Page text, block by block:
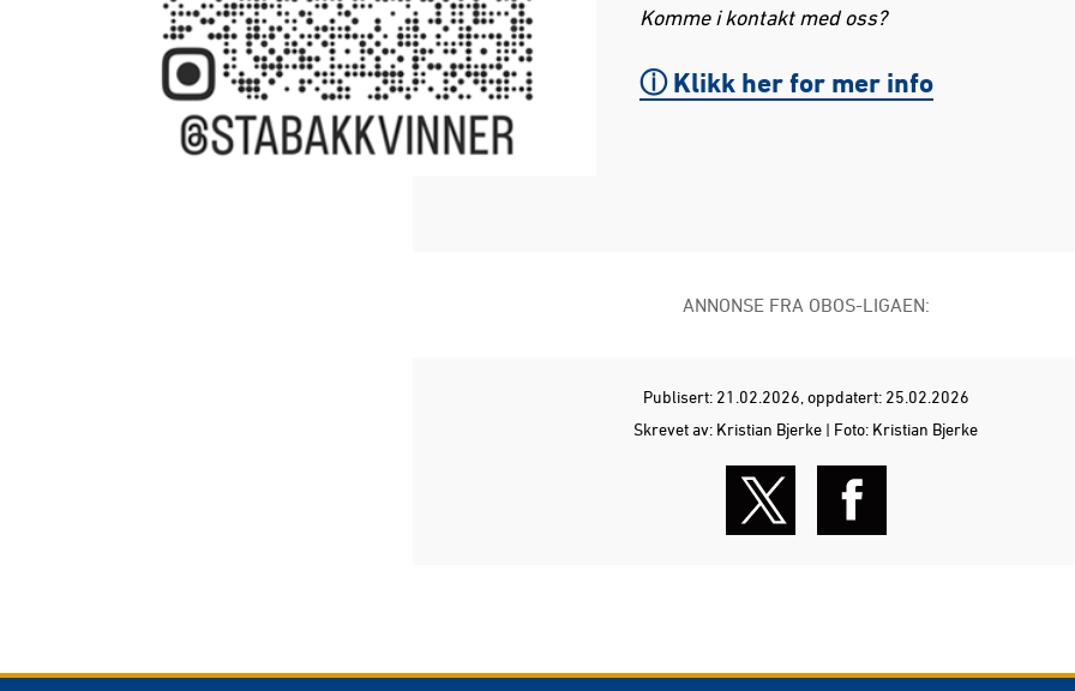
Komme i kontakt med oss?
ⓘ Klikk her for mer info
ANNONSE FRA OBOS-LIGAEN:
Publisert: 21.02.2026 , oppdatert: 25.02.2026
Skrevet av: Kristian Bjerke | Foto: Kristian Bjerke